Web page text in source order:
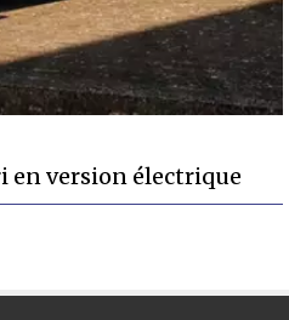
en version électrique